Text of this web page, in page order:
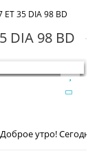
ET 35 DIA 98 BD
DIA 98 BD
СегодняЧетверг 6